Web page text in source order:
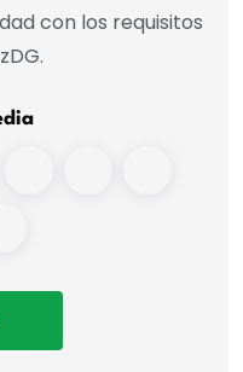
con los requisitos